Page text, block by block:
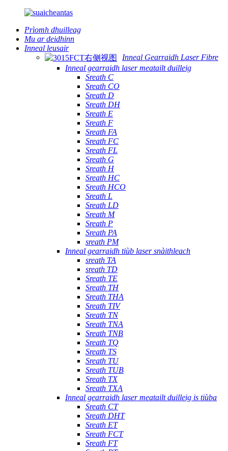
Prìomh dhuilleag
Mu ar deidhinn
Inneal leusair
Inneal Gearraidh Laser Fibre
Inneal gearraidh laser meatailt duilleig
Sreath C
Sreath CO
Sreath D
Sreath DH
Sreath E
Sreath F
Sreath FA
Sreath FC
Sreath FL
Sreath G
Sreath H
Sreath HC
Sreath HCO
Sreath L
Sreath LD
Sreath M
Sreath P
Sreath PA
sreath PM
Inneal gearraidh tiùb laser snàithleach
sreath TA
sreath TD
Sreath TE
Sreath TH
Sreath THA
Sreath TIV
Sreath TN
Sreath TNA
Sreath TNB
Sreath TQ
Sreath TS
Sreath TU
Sreath TUB
Sreath TX
Sreath TXA
Inneal gearraidh laser meatailt duilleig is tiùba
Sreath CT
Sreath DHT
Sreath ET
Sreath FCT
Sreath FT